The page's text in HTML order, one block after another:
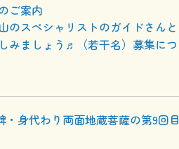
ご案内
のスペシャリストのガイドさんと
みましょう♬（若干名）募集につ
・身代わり両面地蔵菩薩の第9回目